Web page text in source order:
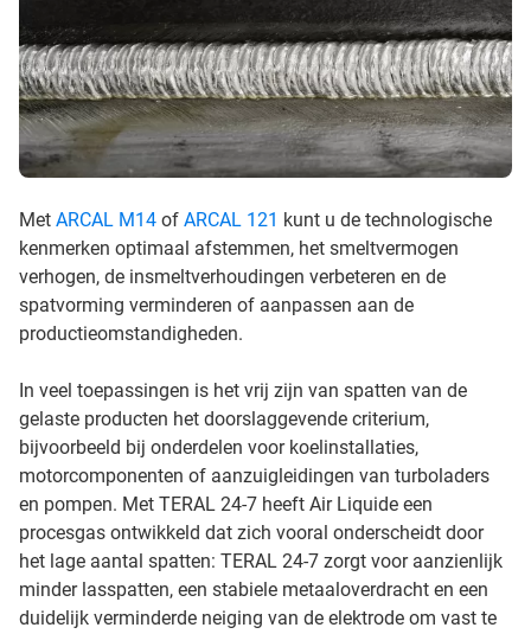
Met ARCAL M14 of ARCAL 121 kunt u de technologische
kenmerken optimaal afstemmen, het smeltvermogen
verhogen, de insmeltverhoudingen verbeteren en de
spatvorming verminderen of aanpassen aan de
productieomstandigheden.
In veel toepassingen is het vrij zijn van spatten van de
gelaste producten het doorslaggevende criterium,
bijvoorbeeld bij onderdelen voor koelinstallaties,
motorcomponenten of aanzuigleidingen van turboladers
en pompen. Met TERAL 24-7 heeft Air Liquide een
procesgas ontwikkeld dat zich vooral onderscheidt door
het lage aantal spatten: TERAL 24-7 zorgt voor aanzienlijk
minder lasspatten, een stabiele metaaloverdracht en een
duidelijk verminderde neiging van de elektrode om vast te